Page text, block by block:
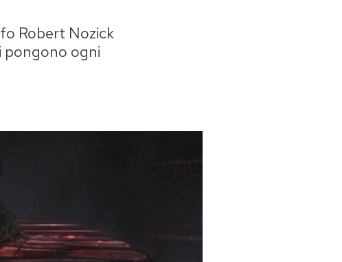
Robert Nozick
pongono ogni